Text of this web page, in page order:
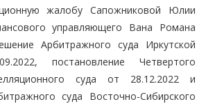
жалобу Сапожниковой Юлии
управляющего Вана Романа
Арбитражного суда Иркутской
постановление Четвертого
суда от 28.12.2022 и
суда Восточно-Сибирского